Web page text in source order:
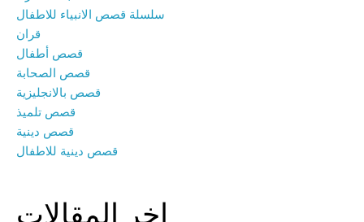
سلسلة قصص الانبياء للاطفال
قران
قصص أطفال
قصص الصحابة
قصص بالانجليزية
قصص تلميذ
قصص دينية
قصص دينية للاطفال
اخر المقالات